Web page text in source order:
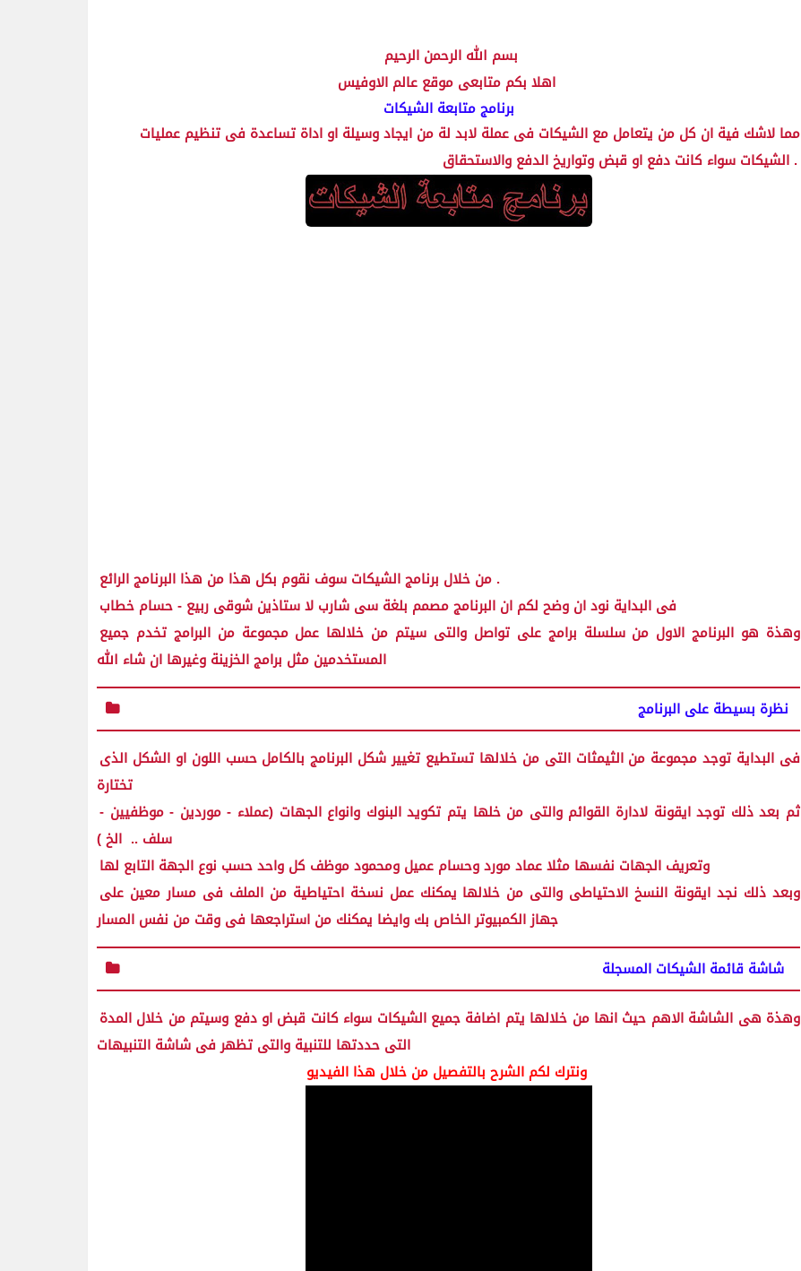
بسم الله الرحمن الرحيم
اهلا بكم متابعى موقع عالم الاوفيس
برنامج متابعة الشيكات
مما لاشك فية ان كل من يتعامل مع الشيكات فى عملة لابد لة من ايجاد وسيلة او اداة تساعدة فى تنظيم عمليات
الشيكات سواء كانت دفع او قبض وتواريخ الدفع والاستحقاق .
من خلال برنامج الشيكات سوف نقوم بكل هذا من هذا البرنامج الرائع .
وهذة هو البرنامج الاول من سلسلة برامج على تواصل والتى سيتم من خلالها عمل مجموعة من البرامج تخدم جميع
المستخدمين مثل برامج الخزينة وغيرها ان شاء الله
نظرة بسيطة على البرنامج
فى البداية توجد مجموعة من الثيمثات التى من خلالها تستطيع تغيير شكل البرنامج بالكامل حسب اللون او الشكل الذى
تختارة
ثم بعد ذلك توجد ايقونة لادارة القوائم والتى من خلها يتم تكويد البنوك وانواع الجهات (عملاء - موردين - موظفيين -
سلف .. الخ )
وتعريف الجهات نفسها مثلا عماد مورد وحسام عميل ومحمود موظف كل واحد حسب نوع الجهة التابع لها
وبعد ذلك نجد ايقونة النسخ الاحتياطى والتى من خلالها يمكنك عمل نسخة احتياطية من الملف فى مسار معين على
جهاز الكمبيوتر الخاص بك وايضا يمكنك من استراجعها فى وقت من نفس المسار
وهذة هى الشاشة الاهم حيث انها من خلالها يتم اضافة جميع الشيكات سواء كانت قبض او دفع وسيتم من خلال المدة
ونترك لكم الشرح بالتفصيل من خلال هذا الفيديو